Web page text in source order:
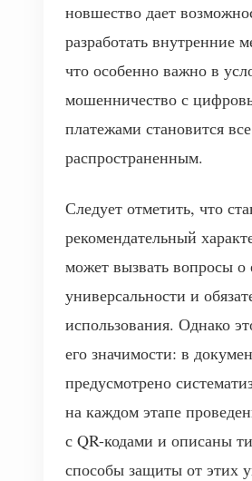
новшество дает
разработать внутренние
что особенно важно в
мошенничество с
платежами становится
распространенным.
Следует отметить, что
рекомендательный
может вызвать вопросы о
универсальности и
использования. Однако
его значимости: в
предусмотрено
на каждом этапе
с QR-кодами и описаны
способы защиты от этих